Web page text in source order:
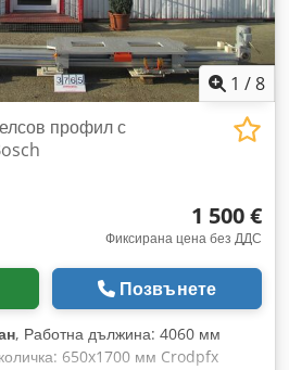
1 /8
профил с
1 500 €
Фиксирана цена без ДДС
Позвънете
, Работна дължина: 4060 мм
650x1700 мм Crodpfx